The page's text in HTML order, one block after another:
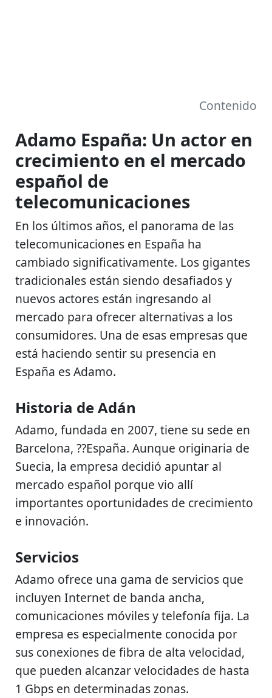
Contenido
Adamo España: Un actor en
crecimiento en el mercado
español de
telecomunicaciones
En los últimos años, el panorama de las
telecomunicaciones en España ha
cambiado significativamente. Los gigantes
tradicionales están siendo desafiados y
nuevos actores están ingresando al
mercado para ofrecer alternativas a los
consumidores. Una de esas empresas que
está haciendo sentir su presencia en
España es Adamo.
Historia de Adán
Adamo, fundada en 2007, tiene su sede en
Barcelona, ??España. Aunque originaria de
Suecia, la empresa decidió apuntar al
mercado español porque vio allí
importantes oportunidades de crecimiento
e innovación.
Servicios
Adamo ofrece una gama de servicios que
incluyen Internet de banda ancha,
comunicaciones móviles y telefonía fija. La
empresa es especialmente conocida por
sus conexiones de fibra de alta velocidad,
que pueden alcanzar velocidades de hasta
1 Gbps en determinadas zonas.